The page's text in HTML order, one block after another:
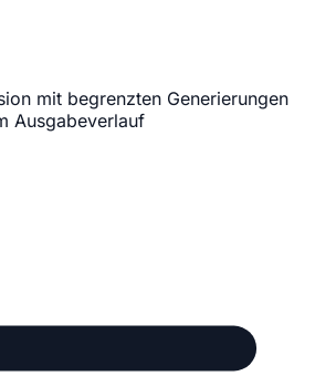
mit begrenzten Generierungen
Ausgabeverlauf